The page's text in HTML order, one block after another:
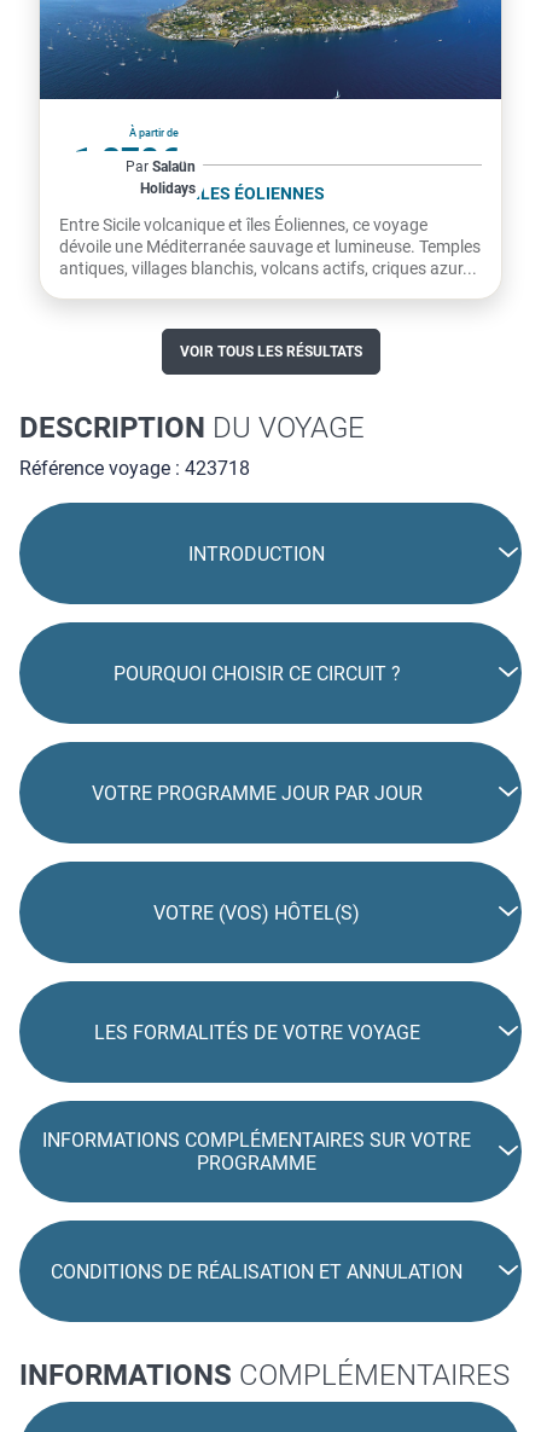
À partir de
1 870€
par personne
Par Salaün
Holidays
LA SICILE ET LES ÎLES ÉOLIENNES
Entre Sicile volcanique et îles Éoliennes, ce voyage
dévoile une Méditerranée sauvage et lumineuse. Temples
antiques, villages blanchis, volcans actifs, criques azur...
VOIR TOUS LES RÉSULTATS
DESCRIPTION DU VOYAGE
Référence voyage : 423718
INTRODUCTION
POURQUOI CHOISIR CE CIRCUIT ?
VOTRE PROGRAMME JOUR PAR JOUR
VOTRE (VOS) HÔTEL(S)
LES FORMALITÉS DE VOTRE VOYAGE
INFORMATIONS COMPLÉMENTAIRES SUR VOTRE
PROGRAMME
CONDITIONS DE RÉALISATION ET ANNULATION
INFORMATIONS COMPLÉMENTAIRES